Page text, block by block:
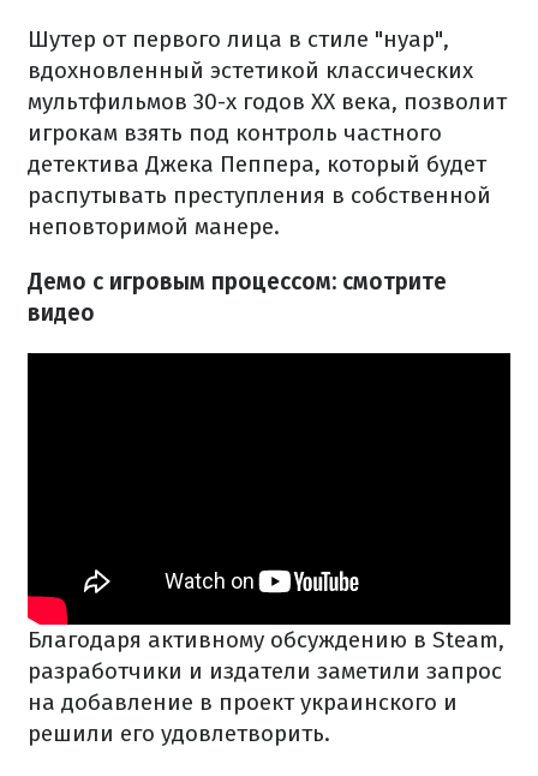
Шутер от первого лица в стиле "нуар",
вдохновленный эстетикой классических
мультфильмов 30-х годов XX века, позволит
игрокам взять под контроль частного
детектива Джека Пеппера, который будет
распутывать преступления в собственной
неповторимой манере.
Демо с игровым процессом: смотрите
видео
Благодаря активному обсуждению в Steam,
разработчики и издатели заметили запрос
на добавление в проект украинского и
решили его удовлетворить.